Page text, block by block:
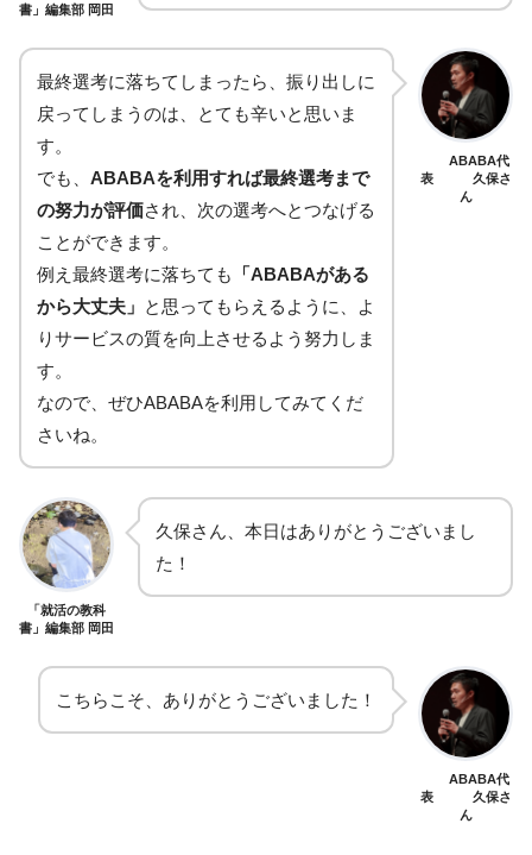
書」編集部 岡田
最終選考に落ちてしまったら、振り出しに
戻ってしまうのは、とても辛いと思いま
す。
でも、 ABABAを利用すれば最終選考まで
の努力が評価され、次の選考へとつなげる
ことができます。
例え最終選考に落ちても
「ABABAがある
から大丈夫」 と思ってもらえるように、よ
りサービスの質を向上させるよう努力しま
す。
なので、ぜひABABAを利用してみてくだ
さいね。
ABABA代
表 久保さ
ん
「就活の教科
書」編集部 岡田
久保さん、本日はありがとうございまし
た！
こちらこそ、ありがとうございました！
ABABA代
表 久保さ
ん